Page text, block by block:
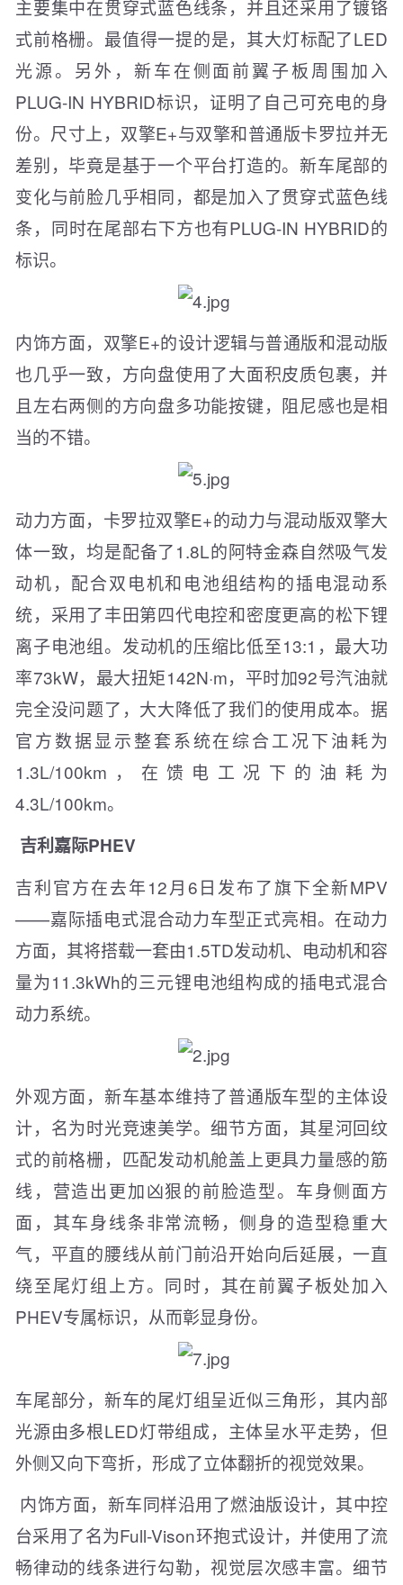
主要集中在贯穿式蓝色线条，并且还采用了镀铬
式前格栅。最值得一提的是，其大灯标配了LED
光源。另外，新车在侧面前翼子板周围加入
PLUG-IN HYBRID标识，证明了自己可充电的身
份。尺寸上，双擎E+与双擎和普通版卡罗拉并无
差别，毕竟是基于一个平台打造的。新车尾部的
变化与前脸几乎相同，都是加入了贯穿式蓝色线
条，同时在尾部右下方也有PLUG-IN HYBRID的
标识。
内饰方面，双擎E+的设计逻辑与普通版和混动版
也几乎一致，方向盘使用了大面积皮质包裹，并
且左右两侧的方向盘多功能按键，阻尼感也是相
当的不错。
动力方面，卡罗拉双擎E+的动力与混动版双擎大
体一致，均是配备了1.8L的阿特金森自然吸气发
动机，配合双电机和电池组结构的插电混动系
统，采用了丰田第四代电控和密度更高的松下锂
离子电池组。发动机的压缩比低至13:1，最大功
率73kW，最大扭矩142N·m，平时加92号汽油就
完全没问题了，大大降低了我们的使用成本。据
官方数据显示整套系统在综合工况下油耗为
1.3L/100km，在馈电工况下的油耗为
4.3L/100km。
吉利嘉际PHEV
吉利官方在去年12月6日发布了旗下全新MPV
——嘉际插电式混合动力车型正式亮相。在动力
方面，其将搭载一套由1.5TD发动机、电动机和容
量为11.3kWh的三元锂电池组构成的插电式混合
动力系统。
外观方面，新车基本维持了普通版车型的主体设
计，名为时光竞速美学。细节方面，其星河回纹
式的前格栅，匹配发动机舱盖上更具力量感的筋
线，营造出更加凶狠的前脸造型。车身侧面方
面，其车身线条非常流畅，侧身的造型稳重大
气，平直的腰线从前门前沿开始向后延展，一直
绕至尾灯组上方。同时，其在前翼子板处加入
PHEV专属标识，从而彰显身份。
车尾部分，新车的尾灯组呈近似三角形，其内部
光源由多根LED灯带组成，主体呈水平走势，但
外侧又向下弯折，形成了立体翻折的视觉效果。
内饰方面，新车同样沿用了燃油版设计，其中控
台采用了名为Full-Vison环抱式设计，并使用了流
畅律动的线条进行勾勒，视觉层次感丰富。细节